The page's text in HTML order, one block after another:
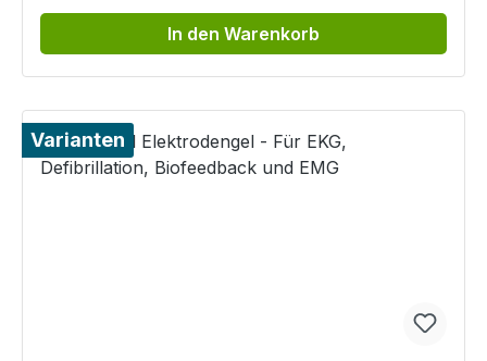
In den Warenkorb
Varianten